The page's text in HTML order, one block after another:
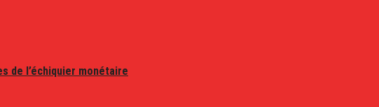
de l’échiquier monétaire